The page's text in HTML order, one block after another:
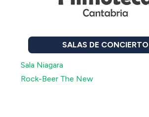
SALAS DE CONCIERTO
Sala Niagara
Rock-Beer The New